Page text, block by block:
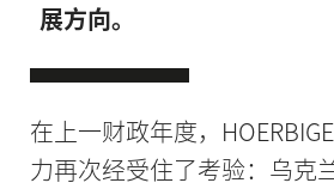
展方向。
在上一财政年度，
力再次经受住了考验：乌克